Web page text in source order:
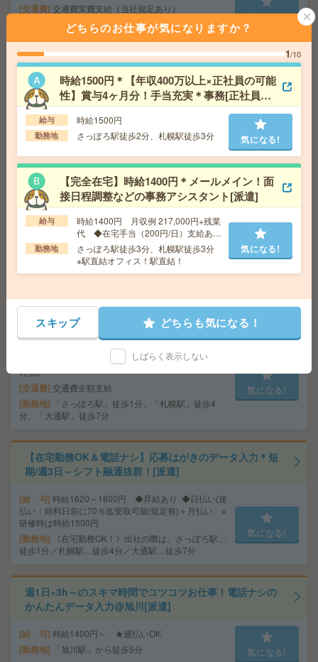
交通費 交通費実費支給（当社規定あり）
札幌市営東西線 白石駅 徒歩3分
気になる!
座り仕事！給与即払いOK！高時給！フォークリフト作業
[派遣]
給 与 時給1400円
交通費 交通費支給有り
勤務地 長都駅～ ※車通勤・バイク通勤OK
気になる!
＼週1～＆時短もOK／図書館、新規書籍の情報を入力す
るだけ！WワークOK[派遣]
給 与 時給1800円
交通費込
勤務地 札幌駅/さっぽろ駅/大通り駅より徒歩5分、西1
1丁目、すすきの駅より徒歩10分
気になる!
【未経験OK！電話なし】4ケタの数字データ入力#1日3h
～OK#週2～[派遣]
時給1700円～時給1800円 ◆昇給あり ◆日
払い(速払い：給料日前に70％まで受取可能/規定有)＋
月払い
交通費 交通費全額支給
勤務地
「さっぽろ駅」徒歩1分、「札幌駅」徒歩4
分、「大通駅」徒歩7分
気になる!
【在宅勤務OK＆電話ナシ】応募はがきのデータ入力＊短
期/週3日～シフト融通抜群！[派遣]
給 与 時給1620～1800円 ◆昇給あり ◆日払い(速
払い：給料日前に70％迄受取可能/規定有)＋月払い ※
研修時は時給1500円
勤務地
《在宅勤務OK！》出社の際は、さっぽろ駅…
徒歩1分／札幌駅…徒歩4分／大通駅…徒歩7分
気になる!
週1日×3h～のスキマ時間でコツコツお仕事！電話ナシの
かんたんデータ入力@旭川[派遣]
給 与 時給1400円～ ★週払いOK
勤務地 「旭川駅」から徒歩5分 気になる!
どちらのお仕事が気になりますか？
1/10
時給1500円＊【年収400万以上×正社員の可能
性】賞与4ヶ月分！手当充実＊事務[正社員へ
の紹介予定派遣]
給与 時給1500円
勤務地 さっぽろ駅徒歩2分、札幌駅徒歩3分 気になる!
【完全在宅】時給1400円＊メールメイン！面
接日程調整などの事務アシスタント[派遣]
給与
時給1400円 月収例 217,000円+残業
代 ◆在宅手当（200円/日）支給あり
♪
勤務地
さっぽろ駅徒歩3分、札幌駅徒歩3分
※駅直結オフィス！駅直結！
気になる!
スキップ どちらも気になる！
しばらく表示しない